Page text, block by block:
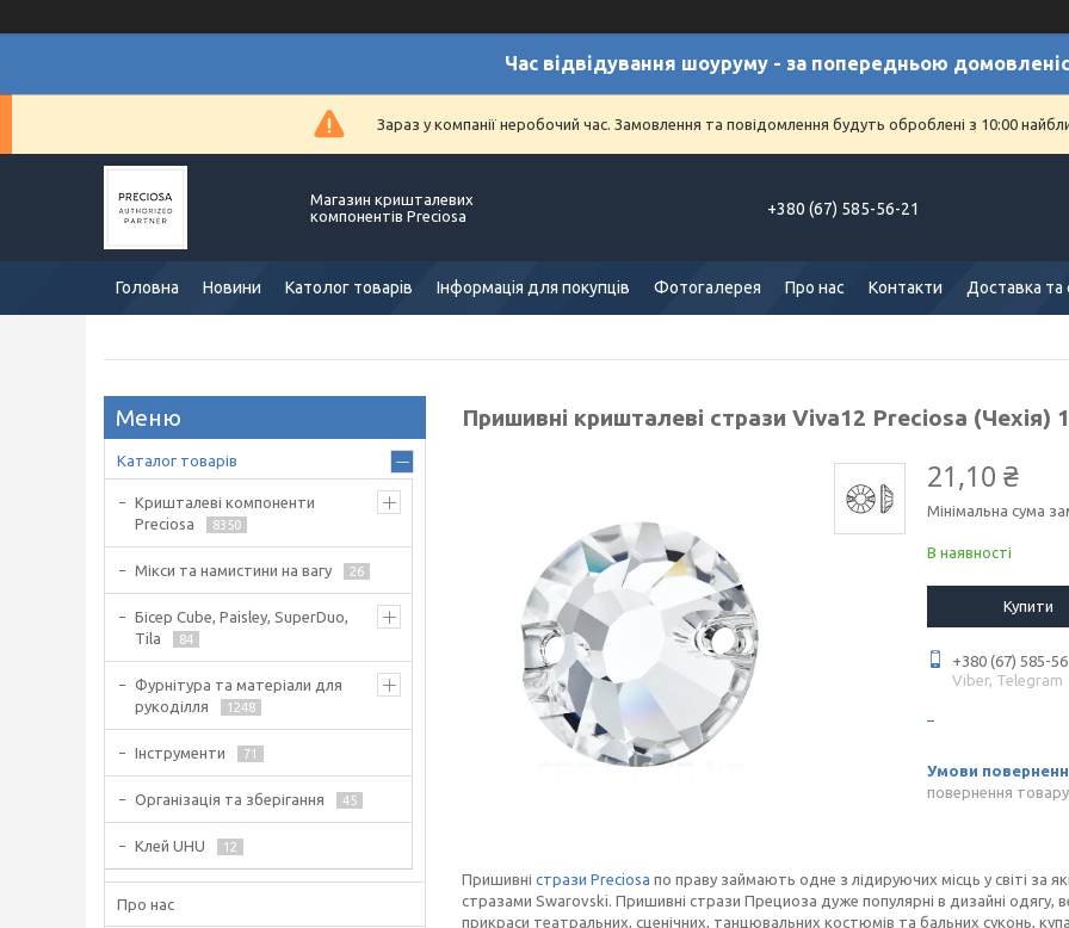
Час відвідування шоуруму - за попередньою
Зараз у компанії неробочий час. Замовлення та повідомлення будуть оброблені з 10:00
Магазин кришталевих
компонентів Preciosa
+380 (67) 585-56-21
Головна Новини Католог товарів Інформація для покупців Фотогалерея Про нас Контакти Доставка та
Пришивні кришталеві стрази Viva12 Preciosa
21,10 ₴
Мінімальна сума
В наявності
Купити
+380 (67) 585-
Viber, Telegram
повернення
Пришивні стрази Preciosa по праву займають одне з лідируючих місць у світі за
стразами Swarovski. Пришивні стрази Прециоза дуже популярні в дизайні одягу,
прикраси театральних, сценічних, танцювальних костюмів та бальних суконь,
Каталог товарів
Кришталеві компоненти
Preciosa
8350
Мікси та намистини на вагу 26
Бісер Cube, Paisley, SuperDuo,
Tila
84
Фурнітура та матеріали для
рукоділля
1248
Інструменти 71
Організація та зберігання 45
Клей UHU 12
Про нас